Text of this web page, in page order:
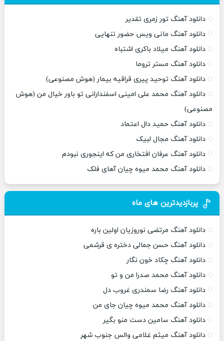
دانلود آهنگ تور زمری تقدیر
دانلود آهنگ مانی ویس حضور تنهایی
دانلود آهنگ میلاد باکری اشتباه
دانلود آهنگ مستر تروما
دانلود آهنگ توحید پیری قراقیه بیمار (هوش مصنوعی)
دانلود آهنگ محمد علی امینی اسفندارانی تو باور خیال من (هوش
مصنوعی)
دانلود آهنگ حمید دال اعتماد
دانلود آهنگ مجال لبیک
دانلود آهنگ عرفان افتخاری من که اینجوری نبودم
دانلود آهنگ محمد میوه چیان آهای فلک
پربازدیدترین های ماه
دانلود آهنگ مرتضی نوروزیان اولین باره
دانلود آهنگ حسن جمالی دختره ی قرشمی
دانلود آهنگ چکاد خون نگار
دانلود آهنگ محمد صدرا من و تو
دانلود آهنگ رضا سمندری غروب دل
دانلود آهنگ محمد میوه چیان جای من
دانلود آهنگ سامین دست منو بگیر
دانلود آهنگ میثم غلامی والس جنوب شهر